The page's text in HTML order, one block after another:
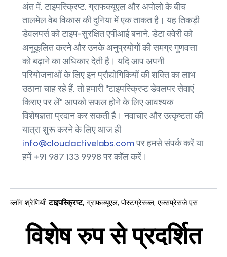
अंत में, टाइपस्क्रिप्ट, ग्राफक्यूएल और अपोलो के बीच
तालमेल वेब विकास की दुनिया में एक ताकत है। यह तिकड़ी
डेवलपर्स को टाइप-सुरक्षित एपीआई बनाने, डेटा क्वेरी को
अनुकूलित करने और उनके अनुप्रयोगों की समग्र गुणवत्ता
को बढ़ाने का अधिकार देती है। यदि आप अपनी
परियोजनाओं के लिए इन प्रौद्योगिकियों की शक्ति का लाभ
उठाना चाह रहे हैं, तो हमारी "टाइपस्क्रिप्ट डेवलपर सेवाएं
किराए पर लें" आपको सफल होने के लिए आवश्यक
विशेषज्ञता प्रदान कर सकती है। नवाचार और उत्कृष्टता की
यात्रा शुरू करने के लिए आज ही
info@cloudactivelabs.comपर हमसे संपर्क करें या
हमें +91 987 133 9998 पर कॉल करें।
ब्लॉग श्रेणियाँ: टाइपस्क्रिप्ट, ग्राफक्यूएल,पोस्टग्रेस्क्ल,एक्सप्रेसजे.एस
विशेष रुप से प्रदर्शित